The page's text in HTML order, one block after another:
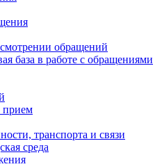
обращений
база в работе с обращениями
прием
транспорта и связи
среда